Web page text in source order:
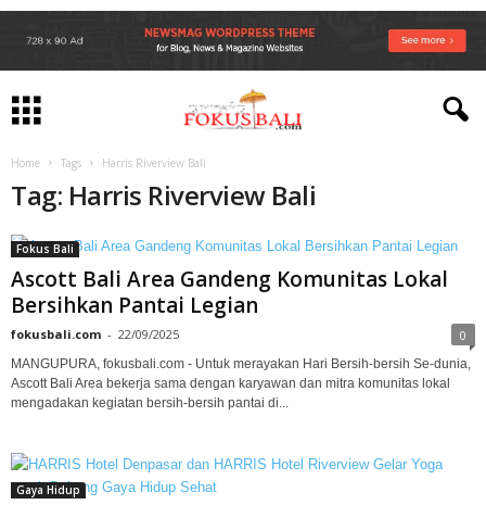
Home Tags Harris Riverview Bali
Tag: Harris Riverview Bali
Fokus Bali
Ascott Bali Area Gandeng Komunitas Lokal
Bersihkan Pantai Legian
fokusbali.com - 22/09/2025 0
MANGUPURA, fokusbali.com - Untuk merayakan Hari Bersih-bersih Se-dunia,
Ascott Bali Area bekerja sama dengan karyawan dan mitra komunitas lokal
mengadakan kegiatan bersih-bersih pantai di...
Gaya Hidup